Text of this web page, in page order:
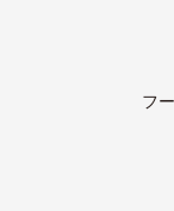
フ